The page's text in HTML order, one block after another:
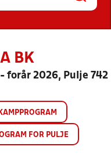
BK
- forår 2026, Pulje 742
KAMPPROGRAM
FOR PULJE